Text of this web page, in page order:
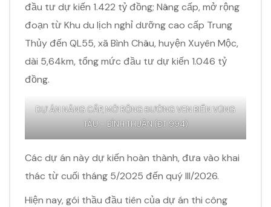
đầu tư dự kiến 1.422 tỷ đồng; Nâng cấp, mở rộng
đoạn từ Khu du lịch nghỉ dưỡng cao cấp Trung
Thủy đến QL55, xã Bình Châu, huyện Xuyên Mộc,
dài 5,64km, tổng mức đầu tư dự kiến 1.046 tỷ
đồng.
DỰ ÁN NÂNG CẤP, MỞ RỘNG ĐƯỜNG VEN BIỂN VŨNG
TÀU – BÌNH THUẬN (ĐT 994)
Các dự án này dự kiến hoàn thành, đưa vào khai
thác từ cuối tháng 5/2025 đến quý III/2026.
Hiện nay, gói thầu đầu tiên của dự án thi công